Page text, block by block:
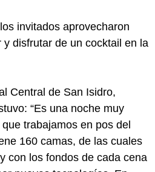
invitados aprovecharon
disfrutar de un cocktail en la
Central de San Isidro,
“Es una noche muy
trabajamos en pos del
160 camas, de las cuales
con los fondos de cada cena